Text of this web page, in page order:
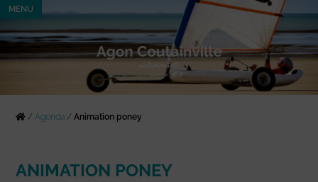
MENU
/Agenda /Animation poney
ANIMATION PONEY